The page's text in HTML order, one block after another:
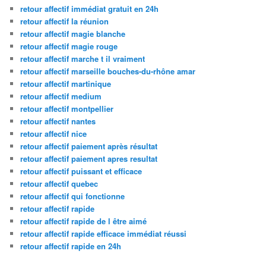
retour affectif immédiat gratuit en 24h
retour affectif la réunion
retour affectif magie blanche
retour affectif magie rouge
retour affectif marche t il vraiment
retour affectif marseille bouches-du-rhône amar
retour affectif martinique
retour affectif medium
retour affectif montpellier
retour affectif nantes
retour affectif nice
retour affectif paiement après résultat
retour affectif paiement apres resultat
retour affectif puissant et efficace
retour affectif quebec
retour affectif qui fonctionne
retour affectif rapide
retour affectif rapide de l être aimé
retour affectif rapide efficace immédiat réussi
retour affectif rapide en 24h